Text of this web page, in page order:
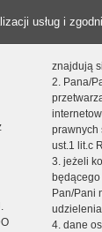
usług i
znajdują
2. Pana/
prawnych
ust.1 lit.c
3. jeżeli
Pan/Pani
4. dane